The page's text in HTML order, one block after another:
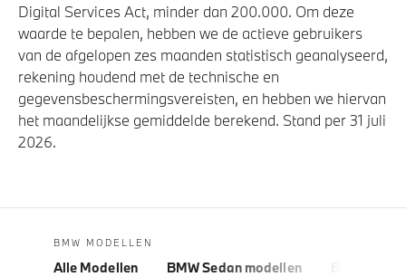
Digital Services Act, minder dan 200.000. Om deze
waarde te bepalen, hebben we de actieve gebruikers
van de afgelopen zes maanden statistisch geanalyseerd,
rekening houdend met de technische en
gegevensbeschermingsvereisten, en hebben we hiervan
het maandelijkse gemiddelde berekend. Stand per 31 juli
2026.
BMW MODELLEN
Alle Modellen BMW Sedan modellen